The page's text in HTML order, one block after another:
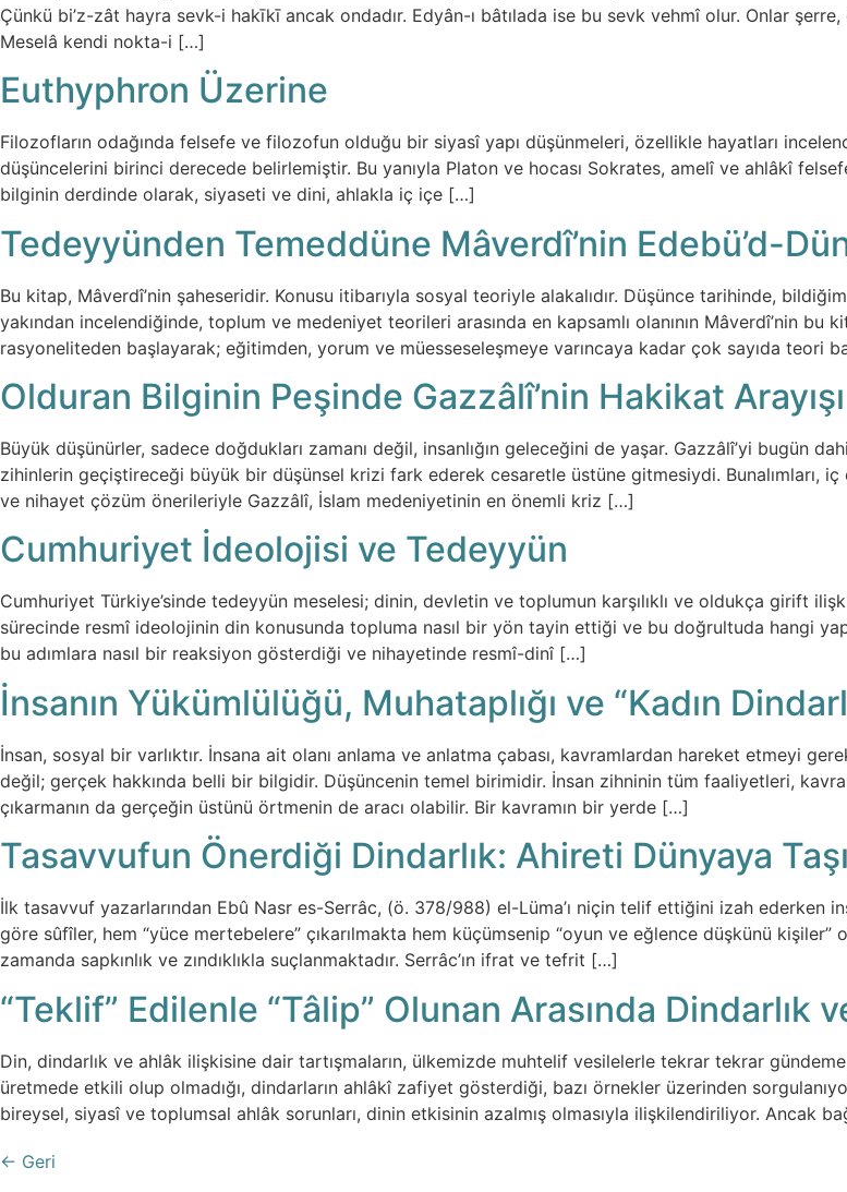
Çünkü bi’z-zât hayra sevk-i hakīkī ancak ondadır. Edyân-ı bâtılada ise bu sevk vehmî olur. Onlar
Meselâ kendi nokta-i […]
Euthyphron Üzerine
Filozofların odağında felsefe ve filozofun olduğu bir siyasî yapı düşünmeleri, özellikle hayatları
düşüncelerini birinci derecede belirlemiştir. Bu yanıyla Platon ve hocası Sokrates, amelî ve ahlâkî
bilginin derdinde olarak, siyaseti ve dini, ahlakla iç içe […]
Tedeyyünden Temeddüne Mâverdî’nin Edebü’d-
Bu kitap, Mâverdî’nin şaheseridir. Konusu itibarıyla sosyal teoriyle alakalıdır. Düşünce tarihinde,
yakından incelendiğinde, toplum ve medeniyet teorileri arasında en kapsamlı olanının Mâverdî’nin bu
rasyoneliteden başlayarak; eğitimden, yorum ve müesseseleşmeye varıncaya kadar çok sayıda teori
Olduran Bilginin Peşinde Gazzâlî’nin Hakikat
Büyük düşünürler, sadece doğdukları zamanı değil, insanlığın geleceğini de yaşar. Gazzâlî’yi bugün
zihinlerin geçiştireceği büyük bir düşünsel krizi fark ederek cesaretle üstüne gitmesiydi. Bunalımları,
ve nihayet çözüm önerileriyle Gazzâlî, İslam medeniyetinin en önemli kriz […]
Cumhuriyet İdeolojisi ve Tedeyyün
Cumhuriyet Türkiye’sinde tedeyyün meselesi; dinin, devletin ve toplumun karşılıklı ve oldukça girift
sürecinde resmî ideolojinin din konusunda topluma nasıl bir yön tayin ettiği ve bu doğrultuda hangi
bu adımlara nasıl bir reaksiyon gösterdiği ve nihayetinde resmî-dinî […]
İnsanın Yükümlülüğü, Muhataplığı ve “Kadın
İnsan, sosyal bir varlıktır. İnsana ait olanı anlama ve anlatma çabası, kavramlardan hareket etmeyi
değil; gerçek hakkında belli bir bilgidir. Düşüncenin temel birimidir. İnsan zihninin tüm faaliyetleri,
çıkarmanın da gerçeğin üstünü örtmenin de aracı olabilir. Bir kavramın bir yerde […]
Tasavvufun Önerdiği Dindarlık: Ahireti Dünyaya
İlk tasavvuf yazarlarından Ebû Nasr es-Serrâc, (ö. 378/988) el-Lüma’ı niçin telif ettiğini izah ederken
göre sûfîler, hem “yüce mertebelere” çıkarılmakta hem küçümsenip “oyun ve eğlence düşkünü
zamanda sapkınlık ve zındıklıkla suçlanmaktadır. Serrâc’ın ifrat ve tefrit […]
“Teklif” Edilenle “Tâlip” Olunan Arasında Dindarlık
Din, dindarlık ve ahlâk ilişkisine dair tartışmaların, ülkemizde muhtelif vesilelerle tekrar tekrar
üretmede etkili olup olmadığı, dindarların ahlâkî zafiyet gösterdiği, bazı örnekler üzerinden
bireysel, siyasî ve toplumsal ahlâk sorunları, dinin etkisinin azalmış olmasıyla ilişkilendiriliyor. Ancak
← Geri